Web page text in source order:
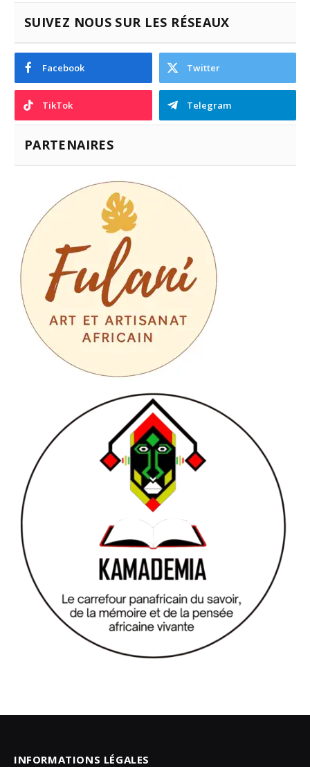
SUIVEZ NOUS SUR LES RÉSEAUX
Facebook Twitter
TikTok Telegram
PARTENAIRES
INFORMATIONS LÉGALES